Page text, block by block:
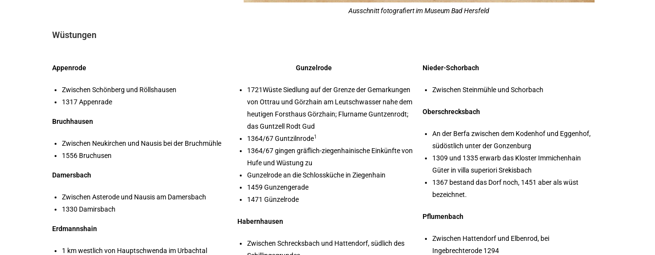
Ausschnitt fotografiert im Museum Bad Hersfeld
Wüstungen
Appenrode
Zwischen Schönberg und Röllshausen
1317 Appenrade
Bruchhausen
Zwischen Neukirchen und Nausis bei der Bruchmühle
1556 Bruchusen
Damersbach
Zwischen Asterode und Nausis am Damersbach
1330 Damirsbach
Erdmannshain
1 km westlich von Hauptschwenda im Urbachtal
Gunzelrode
1721Wüste Siedlung auf der Grenze der Gemarkungen
von Ottrau und Görzhain am Leutschwasser nahe dem
heutigen Forsthaus Görzhain; Flurname Guntzenrodt;
das Guntzell Rodt Gud
1364/67 Guntzilnrode1
1364/67 gingen gräflich-ziegenhainische Einkünfte von
Hufe und Wüstung zu
Gunzelrode an die Schlossküche in Ziegenhain
1459 Gunzengerade
1471 Günzelrode
Habernhausen
Zwischen Schrecksbach und Hattendorf, südlich des
Nieder-Schorbach
Zwischen Steinmühle und Schorbach
Oberschrecksbach
An der Berfa zwischen dem Kodenhof und Eggenhof,
südöstlich unter der Gonzenburg
1309 und 1335 erwarb das Kloster Immichenhain
Güter in villa superiori Srekisbach
1367 bestand das Dorf noch, 1451 aber als wüst
bezeichnet.
Pflumenbach
Zwischen Hattendorf und Elbenrod, bei
Ingebrechterode 1294